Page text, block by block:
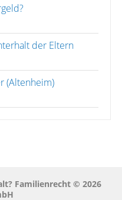
der Eltern
(Altenheim)
Familienrecht © 2026